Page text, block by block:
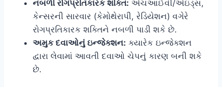
નબળી રોગપ્રતિકારક શક્તિ: એચઆઈવી/એઇડ્સ,
કેન્સરની સારવાર (કેમોથેરાપી, રેડિયેશન) વગેરે
રોગપ્રતિકારક શક્તિને નબળી પાડી શકે છે.
અમુક દવાઓનું ઇન્જેક્શન: ક્યારેક ઇન્જેક્શન
દ્વારા લેવામાં આવતી દવાઓ ચેપનું કારણ બની શકે
છે.